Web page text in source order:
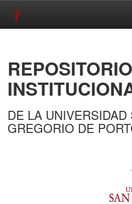
REPOSITORIO
DE LA UNIVERSIDAD
GREGORIO DE